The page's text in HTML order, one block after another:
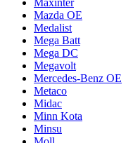
Maxinter
Mazda OE
Medalist
Mega Batt
Mega DC
Megavolt
Mercedes-Benz OE
Metaco
Midac
Minn Kota
Minsu